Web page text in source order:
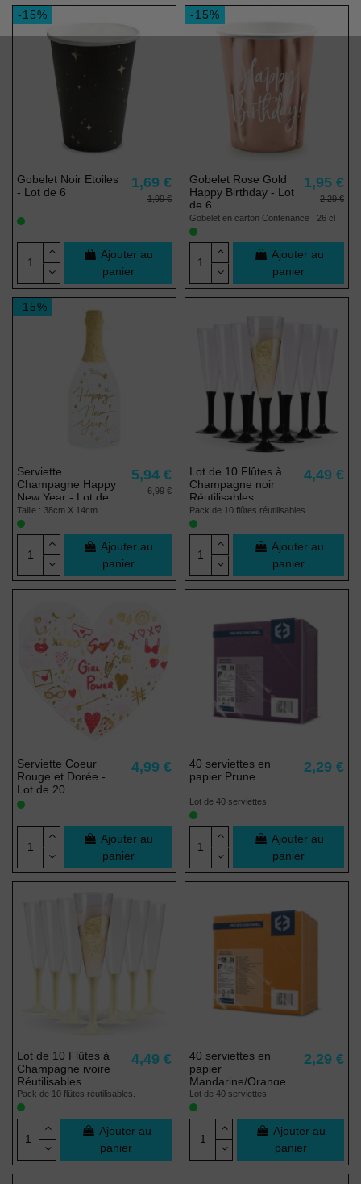
-15%
Gobelet Noir Etoiles
- Lot de 6
1,69 €
1,99 €
Ajouter au
panier
-15%
Gobelet Rose Gold
Happy Birthday - Lot
de 6
1,95 €
2,29 €
Gobelet en carton Contenance : 26 cl
Ajouter au
panier
-15%
Serviette
Champagne Happy
New Year - Lot de
20
5,94 €
6,99 €
Taille : 38cm X 14cm
Ajouter au
panier
Lot de 10 Flûtes à
Champagne noir
Réutilisables
4,49 €
Pack de 10 flûtes réutilisables.
Ajouter au
panier
Serviette Coeur
Rouge et Dorée -
Lot de 20
4,99 €
Ajouter au
panier
40 serviettes en
papier Prune
2,29 €
Lot de 40 serviettes.
Ajouter au
panier
Lot de 10 Flûtes à
Champagne ivoire
Réutilisables
4,49 €
Pack de 10 flûtes réutilisables.
Ajouter au
panier
40 serviettes en
papier
Mandarine/Orange
2,29 €
Lot de 40 serviettes.
Ajouter au
panier